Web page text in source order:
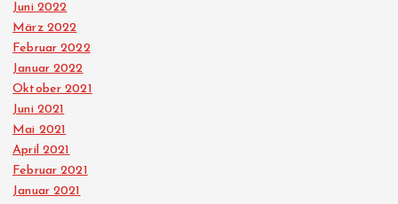
Juni 2022
März 2022
Februar 2022
Januar 2022
Oktober 2021
Juni 2021
Mai 2021
April 2021
Februar 2021
Januar 2021